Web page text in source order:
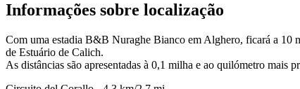
Informações sobre localização
Com uma estadia B&B Nuraghe Bianco em Alghero, ficará a 10
de Estuário de Calich.
As distâncias são apresentadas à 0,1 milha e ao quilómetro mais